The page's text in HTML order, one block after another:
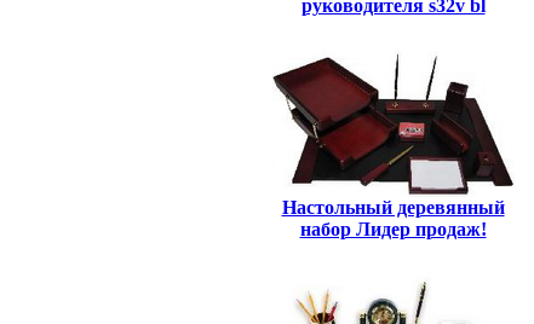
руководителя s32v bl
Настольный деревянный
набор Лидер продаж!